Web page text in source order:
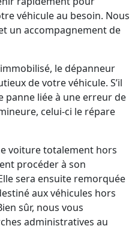
véhicule au besoin. Nous
un accompagnement de
le dépanneur
de votre véhicule. S’il
panne liée à une erreur de
celui-ci le répare
voiture totalement hors
procéder à son
sera ensuite remorquée
aux véhicules hors
sûr, nous vous
administratives au